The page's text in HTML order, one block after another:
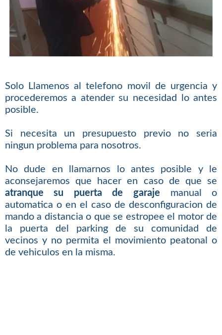
Solo Llamenos al telefono movil de urgencia y
procederemos a atender su necesidad lo antes
posible.
Si necesita un presupuesto previo no seria
ningun problema para nosotros.
No dude en llamarnos lo antes posible y le
aconsejaremos que hacer en caso de que se
atranque su puerta de garaje manual o
automatica o en el caso de desconfiguracion de
mando a distancia o que se estropee el motor de
la puerta del parking de su comunidad de
vecinos y no permita el movimiento peatonal o
de vehiculos en la misma.